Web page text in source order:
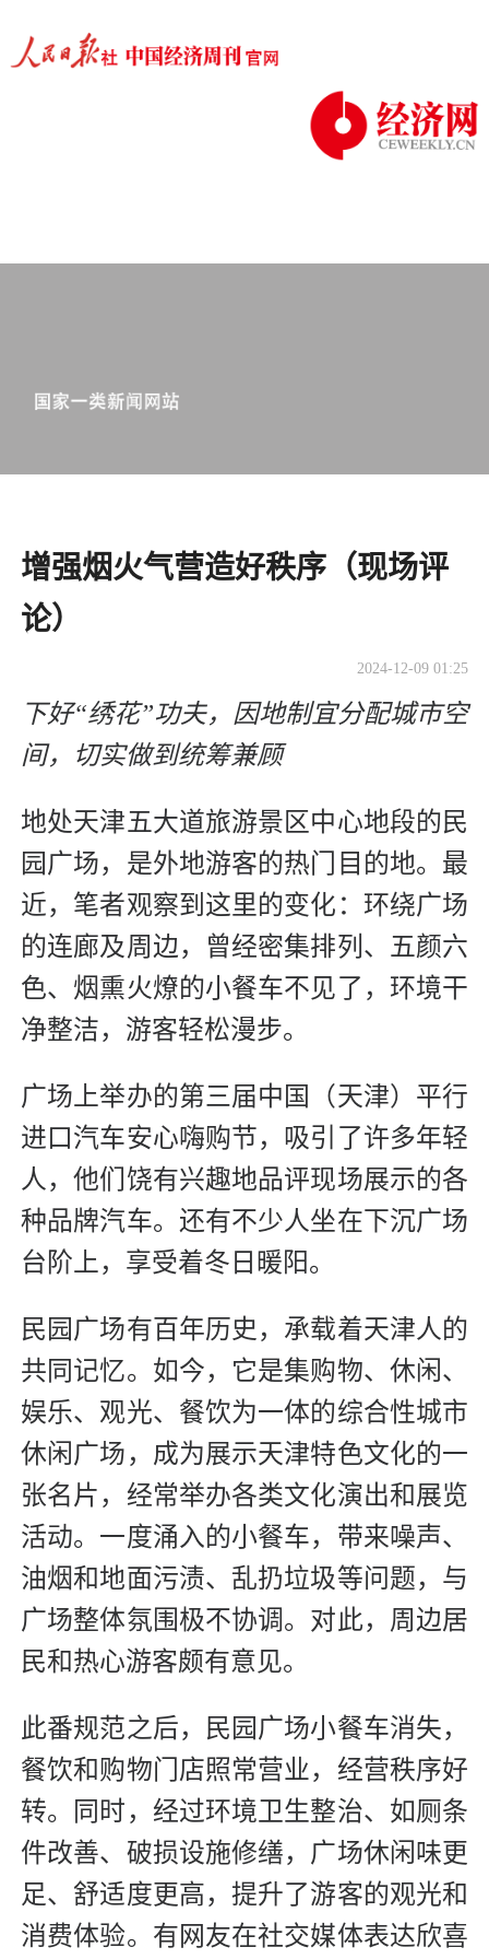
增强烟火气营造好秩序（现场评
论）
2024-12-09 01:25
下好“绣花”功夫，因地制宜分配城市空
间，切实做到统筹兼顾
地处天津五大道旅游景区中心地段的民
园广场，是外地游客的热门目的地。最
近，笔者观察到这里的变化：环绕广场
的连廊及周边，曾经密集排列、五颜六
色、烟熏火燎的小餐车不见了，环境干
净整洁，游客轻松漫步。
广场上举办的第三届中国（天津）平行
进口汽车安心嗨购节，吸引了许多年轻
人，他们饶有兴趣地品评现场展示的各
种品牌汽车。还有不少人坐在下沉广场
台阶上，享受着冬日暖阳。
民园广场有百年历史，承载着天津人的
共同记忆。如今，它是集购物、休闲、
娱乐、观光、餐饮为一体的综合性城市
休闲广场，成为展示天津特色文化的一
张名片，经常举办各类文化演出和展览
活动。一度涌入的小餐车，带来噪声、
油烟和地面污渍、乱扔垃圾等问题，与
广场整体氛围极不协调。对此，周边居
民和热心游客颇有意见。
此番规范之后，民园广场小餐车消失，
餐饮和购物门店照常营业，经营秩序好
转。同时，经过环境卫生整治、如厕条
件改善、破损设施修缮，广场休闲味更
足、舒适度更高，提升了游客的观光和
消费体验。有网友在社交媒体表达欣喜